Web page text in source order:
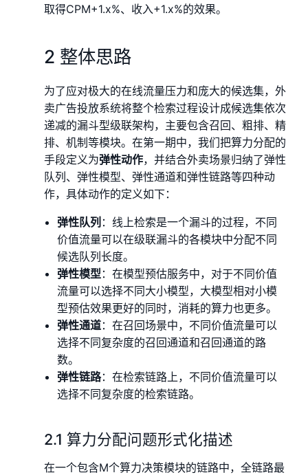
取得CPM+1.x%、收入+1.x%的效果。
2 整体思路
为了应对极大的在线流量压力和庞大的候选集，外
卖广告投放系统将整个检索过程设计成候选集依次
递减的漏斗型级联架构，主要包含召回、粗排、精
排、机制等模块。在第一期中，我们把算力分配的
手段定义为弹性动作，并结合外卖场景归纳了弹性
队列、弹性模型、弹性通道和弹性链路等四种动
作，具体动作的定义如下：
弹性队列 ：线上检索是一个漏斗的过程，不同
价值流量可以在级联漏斗的各模块中分配不同
候选队列长度。
弹性模型 ：在模型预估服务中，对于不同价值
流量可以选择不同大小模型，大模型相对小模
型预估效果更好的同时，消耗的算力也更多。
弹性通道：在召回场景中，不同价值流量可以
选择不同复杂度的召回通道和召回通道的路
数。
弹性链路：在检索链路上，不同价值流量可以
选择不同复杂度的检索链路。
2.1 算力分配问题形式化描述
在一个包含M个算力决策模块的链路中，全链路最